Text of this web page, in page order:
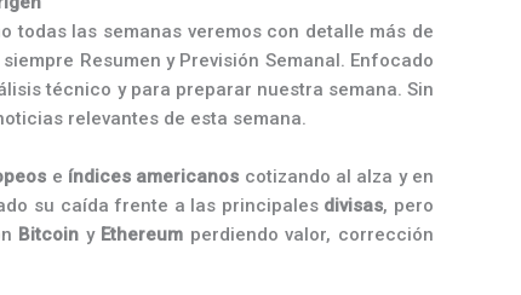
las semanas veremos con detalle más de
Resumen y Previsión Semanal. Enfocado
técnico y para preparar nuestra semana. Sin
relevantes de esta semana.
e índices americanos cotizando al alza y en
su caída frente a las principales divisas, pero
Bitcoin y Ethereum perdiendo valor, corrección